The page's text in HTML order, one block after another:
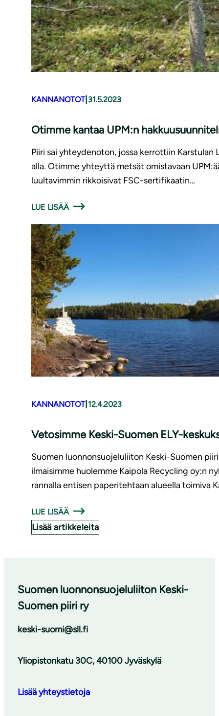
KANNANOTOT| 31.5.2023
Otimme kantaa UPM:n
Piiri sai yhteydenoton, jossa kerrottiin
alla. Otimme yhteyttä metsät omistavaan
luultavimmin rikkoisivat FSC-sertifikaatin…
LUE LISÄÄ
KANNANOTOT| 12.4.2023
Vetosimme Keski-Suomen ELY-
Suomen luonnonsuojeluliiton Keski-Suomen
ilmaisimme huolemme Kaipola Recycling oy:n
rannalla entisen paperitehtaan alueella toimiva
LUE LISÄÄ
Lisää artikkeleita
Suomen luonnonsuojeluliiton Keski-
Suomen piiri ry
keski-suomi@sll.fi
Yliopistonkatu 30C, 40100 Jyväskylä
Lisää yhteystietoja